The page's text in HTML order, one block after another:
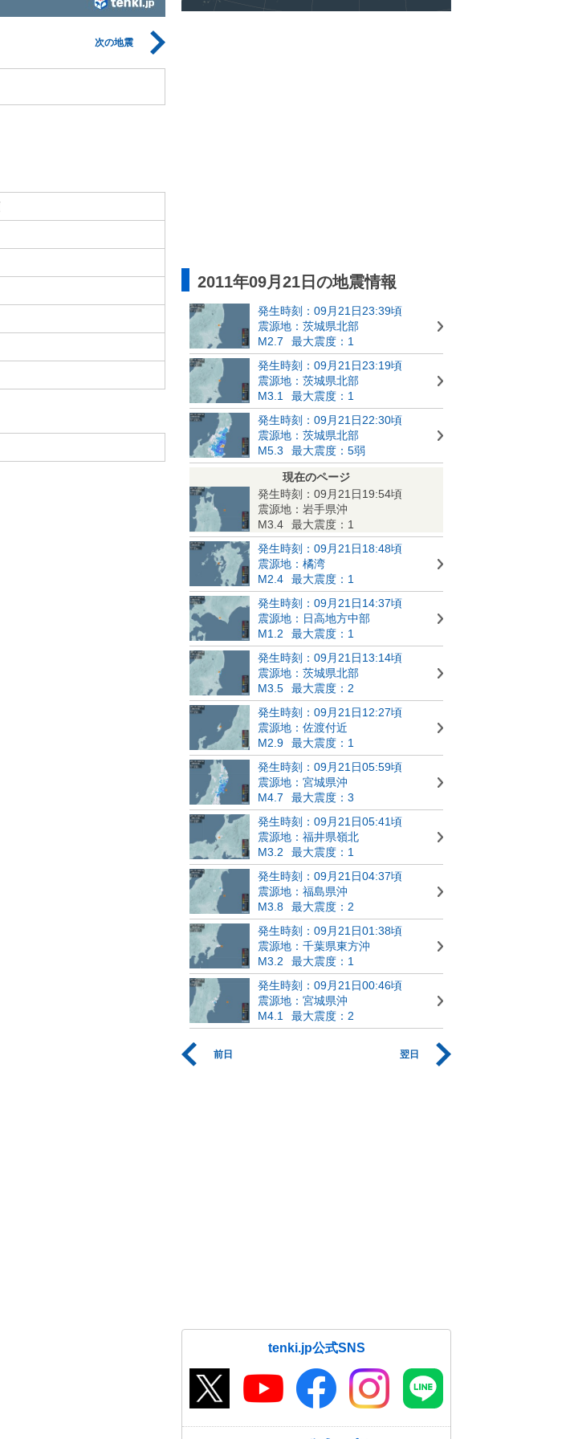
次の地震
2011年09月21日の地震情報
発生時刻：09月21日23:39頃
震源地：茨城県北部
M2.7
最大震度：1
発生時刻：09月21日23:19頃
震源地：茨城県北部
M3.1
最大震度：1
発生時刻：09月21日22:30頃
震源地：茨城県北部
M5.3
最大震度：5弱
現在のページ
発生時刻：09月21日19:54頃
震源地：岩手県沖
M3.4
最大震度：1
発生時刻：09月21日18:48頃
震源地：橘湾
M2.4
最大震度：1
発生時刻：09月21日14:37頃
震源地：日高地方中部
M1.2
最大震度：1
発生時刻：09月21日13:14頃
震源地：茨城県北部
M3.5
最大震度：2
発生時刻：09月21日12:27頃
震源地：佐渡付近
M2.9
最大震度：1
発生時刻：09月21日05:59頃
震源地：宮城県沖
M4.7
最大震度：3
発生時刻：09月21日05:41頃
震源地：福井県嶺北
M3.2
最大震度：1
発生時刻：09月21日04:37頃
震源地：福島県沖
M3.8
最大震度：2
発生時刻：09月21日01:38頃
震源地：千葉県東方沖
M3.2
最大震度：1
発生時刻：09月21日00:46頃
震源地：宮城県沖
M4.1
最大震度：2
前日 翌日
tenki.jp公式SNS